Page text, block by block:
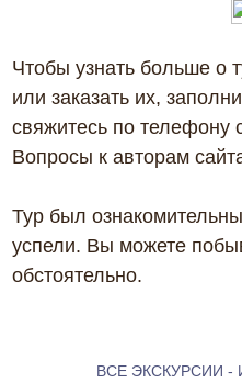
Чтобы узнать больше о
или заказать их,
свяжитесь по телефону
Вопросы к авторам
Тур был
успели. Вы можете
обстоятельно.
ВСЕ ЭКСКУРСИИ